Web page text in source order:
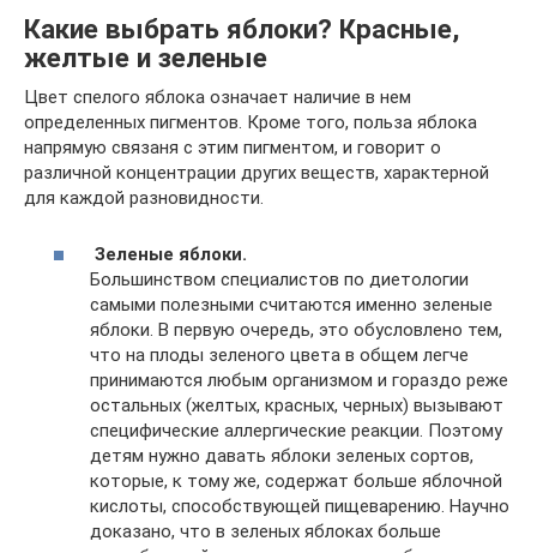
Какие выбрать яблоки? Красные,
желтые и зеленые
Цвет спелого яблока означает наличие в нем
определенных пигментов. Кроме того, польза яблока
напрямую связаня с этим пигментом, и говорит о
различной концентрации других веществ, характерной
для каждой разновидности.
Зеленые яблоки.
Большинством специалистов по диетологии
самыми полезными считаются именно зеленые
яблоки. В первую очередь, это обусловлено тем,
что на плоды зеленого цвета в общем легче
принимаются любым организмом и гораздо реже
остальных (желтых, красных, черных) вызывают
специфические аллергические реакции. Поэтому
детям нужно давать яблоки зеленых сортов,
которые, к тому же, содержат больше яблочной
кислоты, способствующей пищеварению. Научно
доказано, что в зеленых яблоках больше